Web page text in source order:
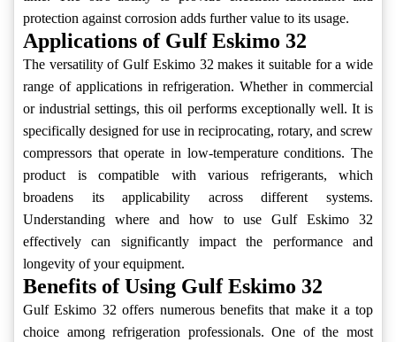
protection against corrosion adds further value to its usage.
Applications of Gulf Eskimo 32
The versatility of Gulf Eskimo 32 makes it suitable for a wide
range of applications in refrigeration. Whether in commercial
or industrial settings, this oil performs exceptionally well. It is
specifically designed for use in reciprocating, rotary, and screw
compressors that operate in low-temperature conditions. The
product is compatible with various refrigerants, which
broadens its applicability across different systems.
Understanding where and how to use Gulf Eskimo 32
effectively can significantly impact the performance and
longevity of your equipment.
Benefits of Using Gulf Eskimo 32
Gulf Eskimo 32 offers numerous benefits that make it a top
choice among refrigeration professionals. One of the most